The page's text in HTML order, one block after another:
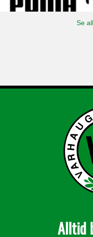
Se
Alltid